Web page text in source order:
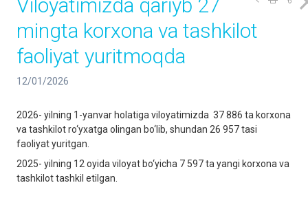
Viloyatimizda qariyb 27
mingta korxona va tashkilot
faoliyat yuritmoqda
12/01/2026
2026- yilning 1-yanvar holatiga viloyatimizda 37 886 ta korxona
va tashkilot ro‘yxatga olingan bo‘lib, shundan 26 957 tasi
faoliyat yuritgan.
2025- yilning 12 oyida viloyat bo‘yicha 7 597 ta yangi korxona va
tashkilot tashkil etilgan.